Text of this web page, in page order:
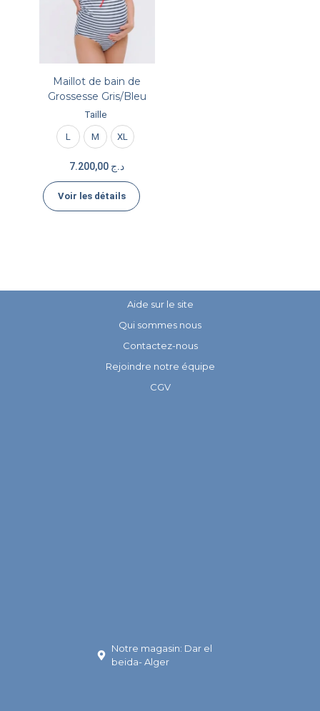
Maillot de bain de
Grossesse Gris/Bleu
Taille
L M XL
د.ج
Voir les détails
Aide sur le site
Qui sommes nous
Contactez-nous
Rejoindre notre équipe
CGV
Notre magasin: Dar el
beida- Alger